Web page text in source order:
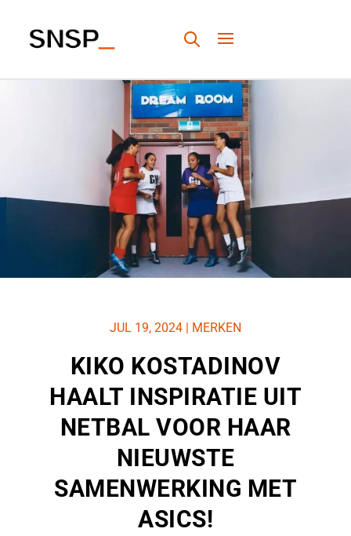
KIKO KOSTADINOV
HAALT INSPIRATIE UIT
NETBAL VOOR HAAR
NIEUWSTE
SAMENWERKING MET
ASICS!
JUL 19, 2024 | MERKEN